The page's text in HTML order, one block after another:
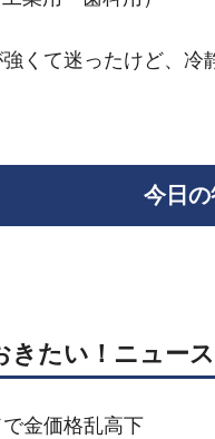
くて迷ったけど、冷
今日
きたい！ニュース
金価格乱高下